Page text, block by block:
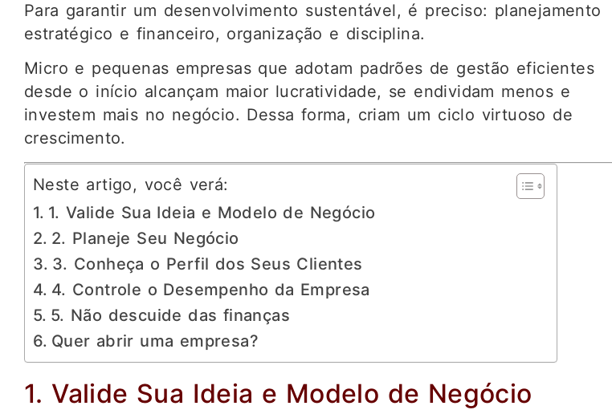
Para garantir um desenvolvimento sustentável, é preciso: planejamento
estratégico e financeiro, organização e disciplina.
Micro e pequenas empresas que adotam padrões de gestão eficientes
desde o início alcançam maior lucratividade, se endividam menos e
investem mais no negócio. Dessa forma, criam um ciclo virtuoso de
crescimento.
Neste artigo, você verá:
1. Valide Sua Ideia e Modelo de Negócio
2. Planeje Seu Negócio
3. Conheça o Perfil dos Seus Clientes
4. Controle o Desempenho da Empresa
5. Não descuide das finanças
Quer abrir uma empresa?
1. Valide Sua Ideia e Modelo de Negócio